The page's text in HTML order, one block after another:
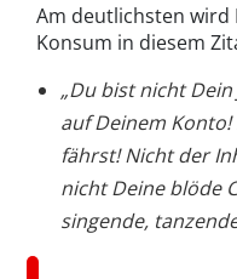
Am deutlichsten wird
Konsum in diesem
„Du bist nicht
auf Deinem
fährst! Nicht der
nicht Deine blöde
singende,